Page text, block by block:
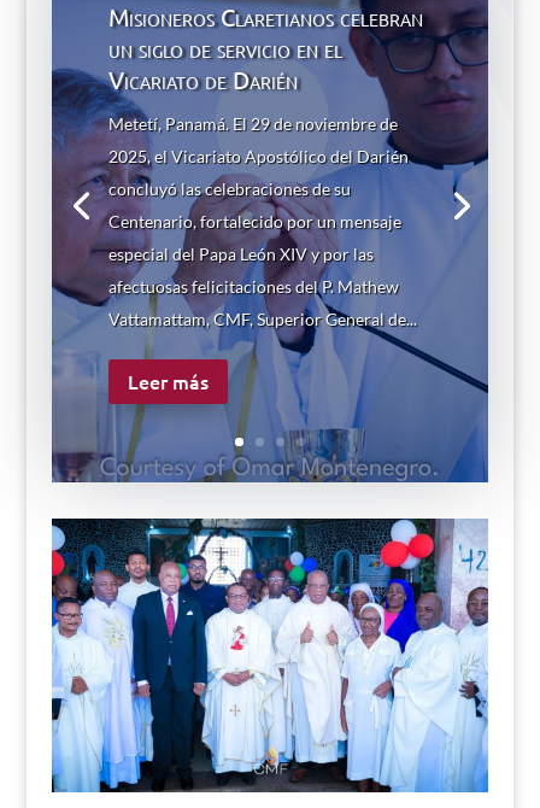
Misioneros Claretianos celebran
un siglo de servicio en el
Vicariato de Darién
Metetí, Panamá. El 29 de noviembre de
2025, el Vicariato Apostólico del Darién
concluyó las celebraciones de su
Centenario, fortalecido por un mensaje
especial del Papa León XIV y por las
afectuosas felicitaciones del P. Mathew
Vattamattam, CMF, Superior General de...
Leer más